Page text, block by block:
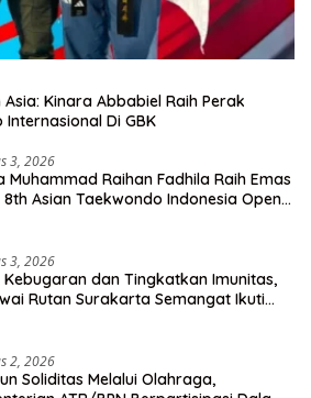
Kinara Abbabiel Raih Perak
Di GBK
3, 2026
Muhammad Raihan Fadhila Raih Emas
8th Asian Taekwondo Indonesia Open
3, 2026
dan Tingkatkan Imunitas,
Rutan Surakarta Semangat Ikuti
2, 2026
Soliditas Melalui Olahraga,